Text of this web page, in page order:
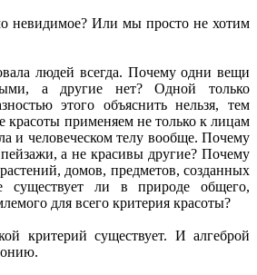
невидимое? Или мы просто не хотим
людей всегда. Почему одни вещи
а другие нет? Одной только
этого объяснить нельзя, тем
красоты применяем не только к лицам
и человеческом телу вообще. Почему
а не красивы другие? Почему
домов, предметов, созданных
существует ли в природе общего,
для всего критерия красоты?
критерий существует. И алгеброй